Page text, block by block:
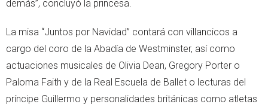
demás”, concluyó la princesa.
La misa “Juntos por Navidad” contará con villancicos a
cargo del coro de la Abadía de Westminster, así como
actuaciones musicales de Olivia Dean, Gregory Porter o
Paloma Faith y de la Real Escuela de Ballet o lecturas del
príncipe Guillermo y personalidades británicas como atletas